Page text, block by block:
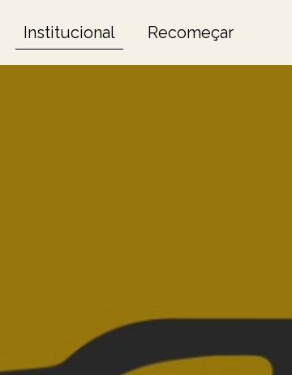
Institucional Recomeçar